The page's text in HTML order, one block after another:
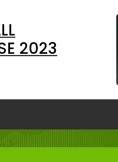
2023